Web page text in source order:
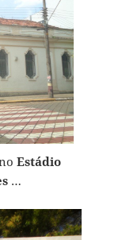
noEstádio
…